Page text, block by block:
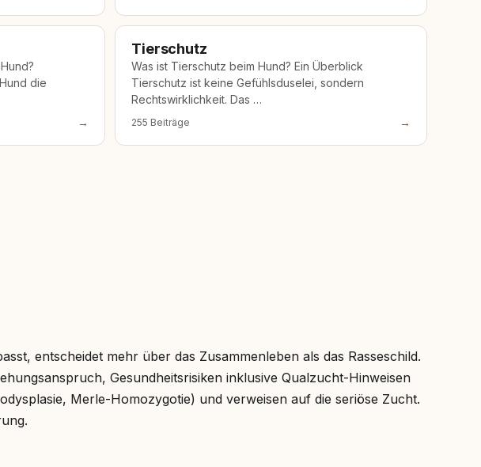
die
→
Tierschutz
Was ist Tierschutz beim Hund? Ein Überblick
Tierschutz ist keine Gefühlsduselei, sondern
Rechtswirklichkeit. Das …
255 Beiträge →
entscheidet mehr über das Zusammenleben als das Rasseschild.
Gesundheitsrisiken inklusive Qualzucht-Hinweisen
Merle-Homozygotie) und verweisen auf die seriöse Zucht.